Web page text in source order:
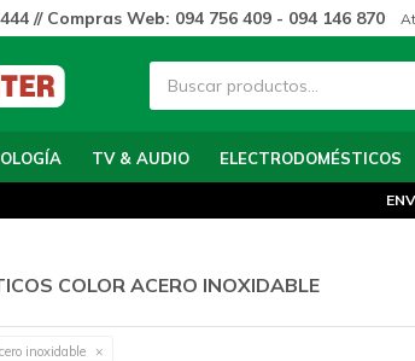
TV & AUDIO ELECTRODOMÉSTICOS
// Compras Web: 094 756 409 - 094 146 870
COLOR ACERO INOXIDABLE
inoxidable